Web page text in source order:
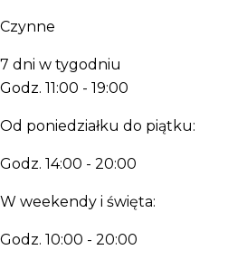
Czynne
7 dni w tygodniu
Godz. 11:00 - 19:00
Od poniedziałku do piątku:
Godz. 14:00 - 20:00
W weekendy i święta:
Godz. 10:00 - 20:00